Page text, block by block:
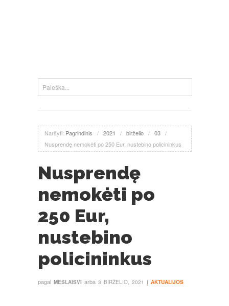
Naršyti: Pagrindinis / 2021 / birželio / 03 /
Nusprendę nemokėti po 250 Eur, nustebino policininkus
Nusprendę
nemokėti po
250 Eur,
nustebino
policininkus
pagal MESLAISVI arba 3 BIRŽELIO, 2021 į AKTUALIJOS